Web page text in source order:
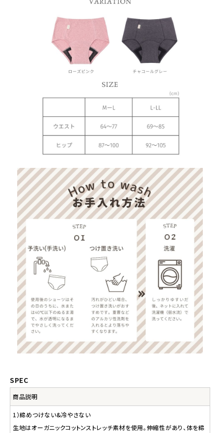
SPEC
商品説明
1）締めつけない&冷やさない
生地はオーガニックコットンストレッチ素材を使用。伸縮性があり、体を締